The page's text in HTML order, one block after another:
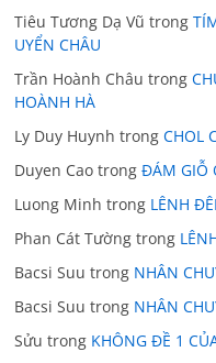
Tiêu Tương Dạ Vũ trong
UYỂN CHÂU
Trần Hoành Châu trong
HOÀNH HÀ
Ly Duy Huynh trongCHOL
Duyen Cao trongĐÁM GIỖ
Luong Minh trong LÊNH
Phan Cát Tường trong
Bacsi Suu trong NHÂN
Bacsi Suu trong NHÂN
Sửu trong KHÔNG ĐỀ 1